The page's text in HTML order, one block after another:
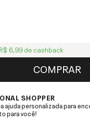
R$ 6,99 de cashback
COMPRAR
SHOPPER
ajuda personalizada para
para você!